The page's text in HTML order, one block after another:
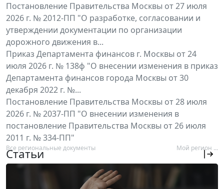
Постановление Правительства Москвы от 27 июля
2026 г. № 2012-ПП "О разработке, согласовании и
утверждении документации по организации
дорожного движения в...
Приказ Департамента финансов г. Москвы от 24
июля 2026 г. № 138ф "О внесении изменения в приказ
Департамента финансов города Москвы от 30
декабря 2022 г. №...
Постановление Правительства Москвы от 28 июля
2026 г. № 2037-ПП "О внесении изменения в
постановление Правительства Москвы от 26 июля
2011 г. № 334-ПП"
Все региональные документы Мой регион ...
Статьи